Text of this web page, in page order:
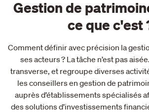
Gestion de
ce que c'est
Comment définir avec précision la
ses acteurs ? La tâche n’est pas
transverse, et regroupe diverses
les conseillers en gestion de
auprès d’établissements spécialisés
des solutions d’investissements